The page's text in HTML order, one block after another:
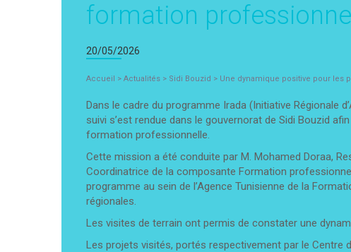
formation
20/05/2026
Accueil > Actualités > Sidi Bouzid > Une dynamique positive pour les
Dans le cadre du programme Irada (Initiative Régionale
suivi s’est rendue dans le gouvernorat de Sidi Bouzid
formation professionnelle.
Cette mission a été conduite par M. Mohamed Doraa,
Coordinatrice de la composante Formation
programme au sein de l’Agence Tunisienne de la
régionales.
Les visites de terrain ont permis de constater une
Les projets visités, portés respectivement par le Centre